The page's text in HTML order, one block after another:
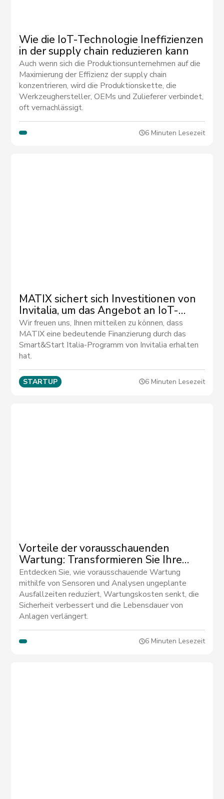
Wie die IoT-Technologie Ineffizienzen
in der supply chain reduzieren kann
Auch wenn sich die Produktionsunternehmen auf die
Maximierung der Effizienz der supply chain
konzentrieren, wird die Produktionskette, die
Werkzeughersteller, OEMs und Zulieferer verbindet,
oft vernachlässigt.
6 Minuten Lesezeit
MATIX sichert sich Investitionen von
Invitalia, um das Angebot an IoT-
Sensoren zu erweitern
Wir freuen uns, Ihnen mitteilen zu können, dass
MATIX eine bedeutende Finanzierung durch das
Smart&Start Italia-Programm von Invitalia erhalten
hat.
STARTUP 6 Minuten Lesezeit
Vorteile der vorausschauenden
Wartung: Transformieren Sie Ihre
Betriebsabläufe mit datengestützten
Strategien
Entdecken Sie, wie vorausschauende Wartung
mithilfe von Sensoren und Analysen ungeplante
Ausfallzeiten reduziert, Wartungskosten senkt, die
Sicherheit verbessert und die Lebensdauer von
Anlagen verlängert.
6 Minuten Lesezeit